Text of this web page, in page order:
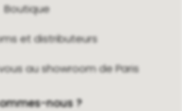
Boutique
et distributeurs
au showroom de Paris
nous ?